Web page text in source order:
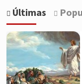
Últimas